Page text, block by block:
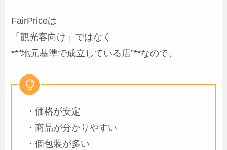
FairPriceは
「観光客向け」ではなく
**“地元基準で成立している店”**なので、
・価格が安定
・商品が分かりやすい
・個包装が多い